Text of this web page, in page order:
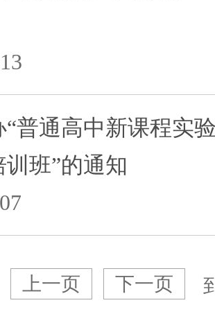
“普通高中新课程实
班”的通知
上一页 下一页